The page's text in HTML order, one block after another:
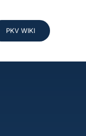
PKV WIKI